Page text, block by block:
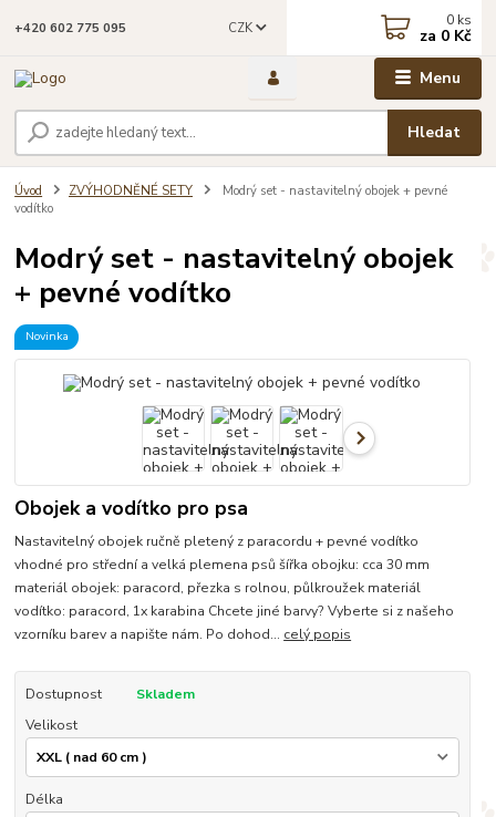
Menu
CZK
Hledat
+420 602 775 095 0 ks
za 0 Kč
Úvod ZVÝHODNĚNÉ SETY
Modrý set - nastavitelný obojek + pevné
vodítko
Modrý set - nastavitelný obojek
+ pevné vodítko
Novinka
Obojek a vodítko pro psa
Nastavitelný obojek ručně pletený z paracordu + pevné vodítko
vhodné pro střední a velká plemena psů šířka obojku: cca 30 mm
materiál obojek: paracord, přezka s rolnou, půlkroužek materiál
vodítko: paracord, 1x karabina Chcete jiné barvy? Vyberte si z našeho
vzorníku barev a napište nám. Po dohod... celý popis
Dostupnost
Skladem
Velikost
Délka